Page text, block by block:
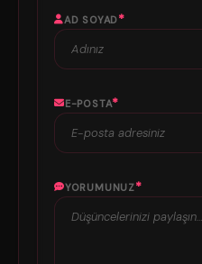
AD SOYAD*
E-POSTA*
YORUMUNUZ*